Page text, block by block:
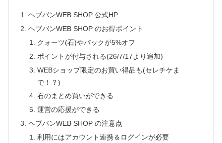
ヘブバンWEB SHOP 公式HP
ヘブバンWEB SHOP のお得ポイント
クォーツ(石)やパックが5%オフ
ポイントが付与される(26/7/17より追加)
WEBショップ限定のお買い得品も(セレチケま
で！？)
石のまとめ買いができる
運営の応援ができる
ヘブバンWEB SHOP の注意点
利用にはアカウント連携＆ログインが必要